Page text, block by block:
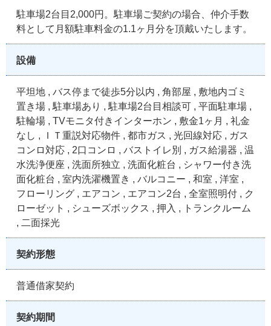
駐車場2台目2,000円。駐車場ご契約の場合、仲介手数
料として月額駐車料金の1.1ヶ月分を頂戴いたします。
設備
平坦地 , バス停まで徒歩5分以内 , 角部屋 , 敷地内ゴミ
置き場 , 駐車場あり , 駐車場2台目相談可 , 平面駐車場 ,
駐輪場 , TVモニタ付きインターホン , 敷金1ヶ月 , 礼金
なし , ＩＴ重説対応物件 , 都市ガス , 光回線対応 , ガス
コンロ対応 , 2口コンロ , バストイレ別 , ガス給湯器 , 温
水洗浄便座 , 洗面所独立 , 洗面化粧台 , シャワー付き洗
面化粧台 , 室内洗濯機置き , バルコニー , 和室 , 洋室 ,
フローリング , エアコン , エアコン2台 , 全室照明付 , ク
ローゼット , シューズボックス , 押入 , トランクルーム
, 二面採光
契約形態
普通借家契約
契約期間